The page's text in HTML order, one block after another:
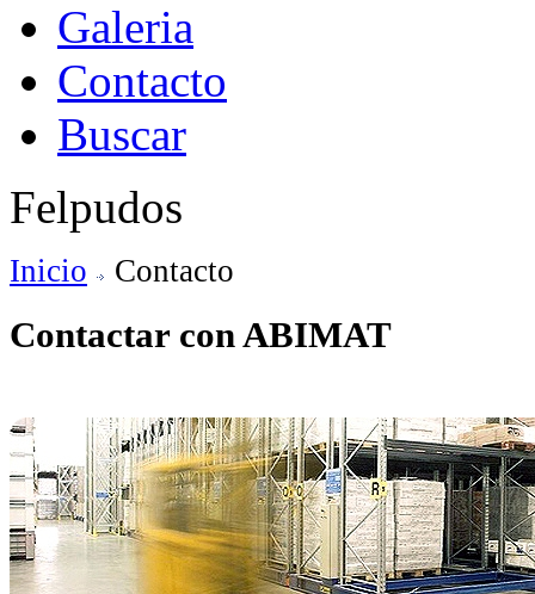
Galeria
Contacto
Buscar
Felpudos
Inicio Contacto
Contactar con ABIMAT